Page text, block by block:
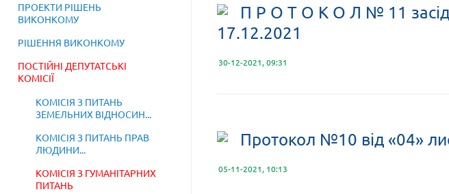
ПРОЕКТИ РІШЕНЬ
ВИКОНКОМУ
РІШЕННЯ ВИКОНКОМУ
ПОСТІЙНІ ДЕПУТАТСЬКІ
КОМІСІЇ
КОМІСІЯ З ПИТАНЬ
ЗЕМЕЛЬНИХ ВІДНОСИН...
КОМІСІЯ З ПИТАНЬ ПРАВ
ЛЮДИНИ...
КОМІСІЯ З ГУМАНІТАРНИХ
ПИТАНЬ
П Р О Т О К О Л № 11
17.12.2021
30-12-2021, 09:31
Протокол №10 від «04»
05-11-2021, 10:13